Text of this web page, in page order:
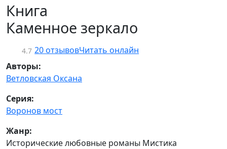
Книга
Каменное зеркало
4.7 20 отзывовЧитать онлайн
Авторы:
Ветловская Оксана
Серия:
Воронов мост
Жанр:
Исторические любовные романы Мистика